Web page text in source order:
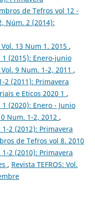
de Tefros vol 12 -
Núm. 2 (2014):
13 Num 1. 2015 ,
1 (2015): Enero-junio
9 Num. 1-2, 2011 ,
2 (2011): Primavera
e Eticos 2020 1 ,
1 (2020): Enero - Junio
Num. 1-2, 2012 ,
1-2 (2012): Primavera
de Tefros vol 8. 2010
1-2 (2010): Primavera
, Revista TEFROS: Vol.